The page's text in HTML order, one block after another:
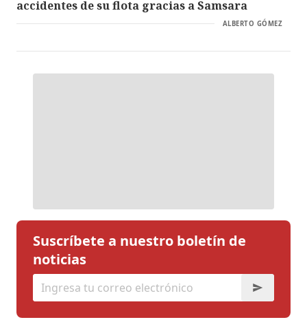
accidentes de su flota gracias a Samsara
ALBERTO GÓMEZ
Suscríbete a nuestro boletín de
noticias